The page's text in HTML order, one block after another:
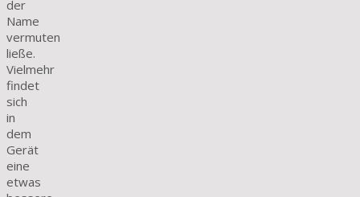
der
Name
vermuten
ließe.
Vielmehr
findet
sich
in
dem
Gerät
eine
etwas